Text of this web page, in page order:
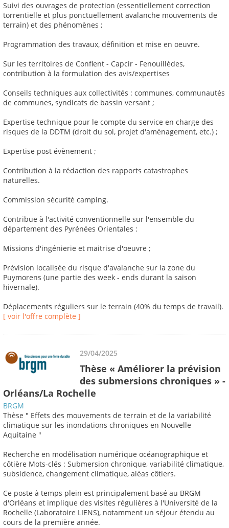
Suivi des ouvrages de protection (essentiellement correction
torrentielle et plus ponctuellement avalanche mouvements de
terrain) et des phénomènes ;
Programmation des travaux, définition et mise en oeuvre.
Sur les territoires de Conflent - Capcir - Fenouillèdes,
contribution à la formulation des avis/expertises
Conseils techniques aux collectivités : communes, communautés
de communes, syndicats de bassin versant ;
Expertise technique pour le compte du service en charge des
risques de la DDTM (droit du sol, projet d'aménagement, etc.) ;
Expertise post évènement ;
Contribution à la rédaction des rapports catastrophes
naturelles.
Commission sécurité camping.
Contribue à l'activité conventionnelle sur l'ensemble du
département des Pyrénées Orientales :
Missions d'ingénierie et maitrise d'oeuvre ;
Prévision localisée du risque d'avalanche sur la zone du
Puymorens (une partie des week - ends durant la saison
hivernale).
Déplacements réguliers sur le terrain (40% du temps de travail).
[ voir l'offre complète ]
29/04/2025
Thèse « Améliorer la prévision
des submersions chroniques » -
Orléans/La Rochelle
BRGM
Thèse " Effets des mouvements de terrain et de la variabilité
climatique sur les inondations chroniques en Nouvelle
Aquitaine "
Recherche en modélisation numérique océanographique et
côtière Mots-clés : Submersion chronique, variabilité climatique,
subsidence, changement climatique, aléas côtiers.
Ce poste à temps plein est principalement basé au BRGM
d'Orléans et implique des visites régulières à l'Université de la
Rochelle (Laboratoire LIENS), notamment un séjour étendu au
cours de la première année.